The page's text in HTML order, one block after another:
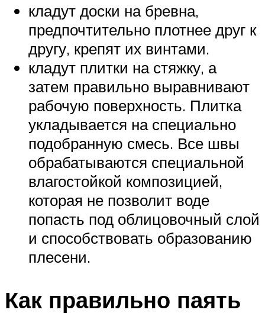
кладут доски на бревна,
предпочтительно плотнее друг к
другу, крепят их винтами.
кладут плитки на стяжку, а
затем правильно выравнивают
рабочую поверхность. Плитка
укладывается на специально
подобранную смесь. Все швы
обрабатываются специальной
влагостойкой композицией,
которая не позволит воде
попасть под облицовочный слой
и способствовать образованию
плесени.
Как правильно паять